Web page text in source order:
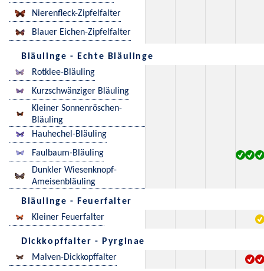
Nierenfleck-Zipfelfalter
Blauer Eichen-Zipfelfalter
Bläulinge - Echte Bläulinge
Rotklee-Bläuling
Kurzschwänziger Bläuling
Kleiner Sonnenröschen-
Bläuling
Hauhechel-Bläuling
Faulbaum-Bläuling
Dunkler Wiesenknopf-
Ameisenbläuling
Bläulinge - Feuerfalter
Kleiner Feuerfalter
Dickkopffalter - Pyrginae
Malven-Dickkopffalter